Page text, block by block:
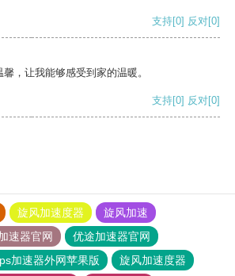
支持[0] 反对[0]
，让我能够感受到家的温暖。
支持[0] 反对[0]
旋风加速度器
旋风加速
速器官网
优途加速器官网
加速器外网苹果版 旋风加速度器